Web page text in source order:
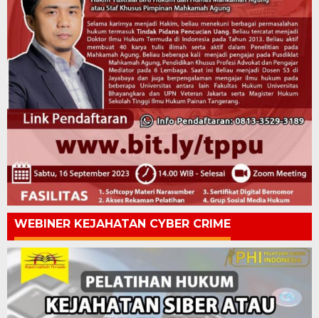
WEBINER KEJAHATAN CYBER CRIME